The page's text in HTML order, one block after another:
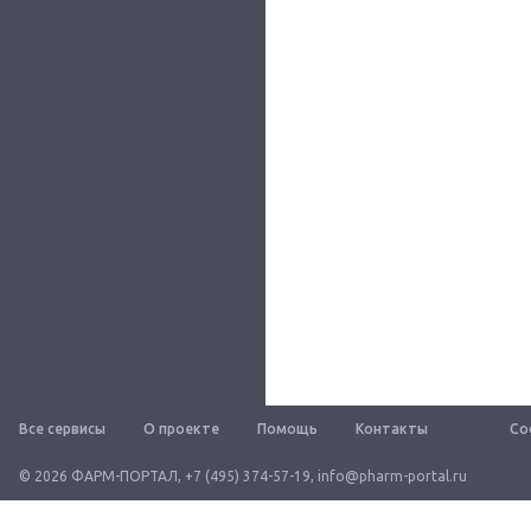
Все сервисы О проекте Помощь Контакты
© 2026 ФАРМ-ПОРТАЛ, +7 (495) 374-57-19, info@pharm-portal.ru